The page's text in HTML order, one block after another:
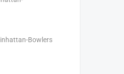
Bowlers